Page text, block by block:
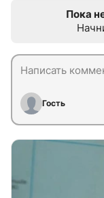
Пока
Гость